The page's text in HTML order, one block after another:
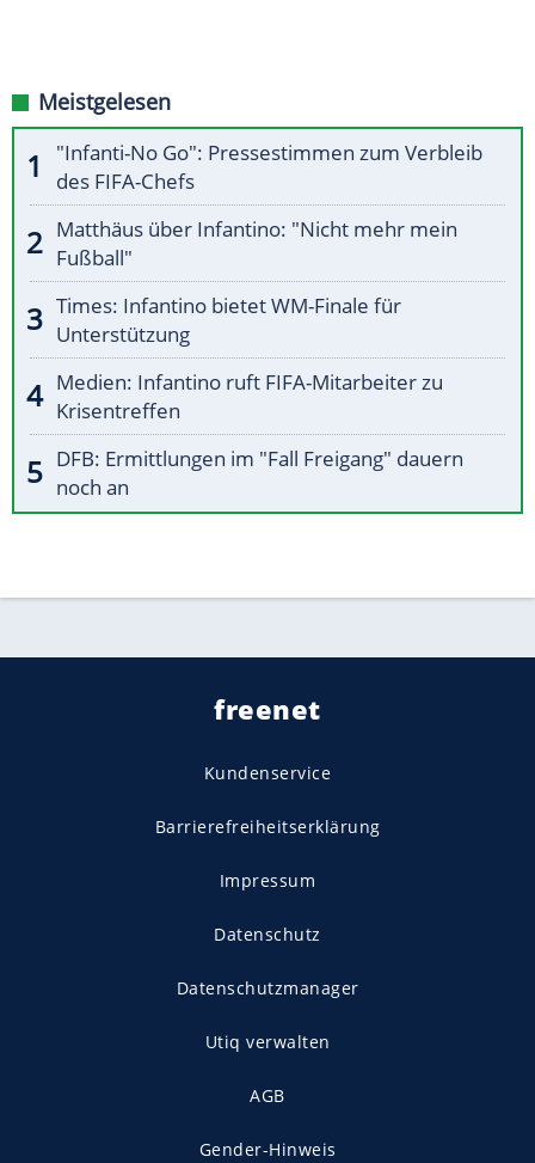
Meistgelesen
"Infanti-No Go": Pressestimmen zum Verbleib
des FIFA-Chefs
Matthäus über Infantino: "Nicht mehr mein
Fußball"
Times: Infantino bietet WM-Finale für
Unterstützung
Medien: Infantino ruft FIFA-Mitarbeiter zu
Krisentreffen
DFB: Ermittlungen im "Fall Freigang" dauern
noch an
freenet
Kundenservice
Barrierefreiheitserklärung
Impressum
Datenschutz
Datenschutzmanager
Utiq verwalten
AGB
Gender-Hinweis